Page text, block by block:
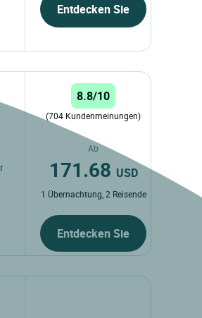
Entdecken Sie
8.8/10
(704 Kundenmeinungen)
Ab
171.68 USD
1 Übernachtung, 2 Reisende
Entdecken Sie